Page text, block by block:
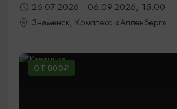
26.07.2026 - 06.09.2026, 15:00
Знаменск, Комплекс «Алленберг»
ОТ 800₽